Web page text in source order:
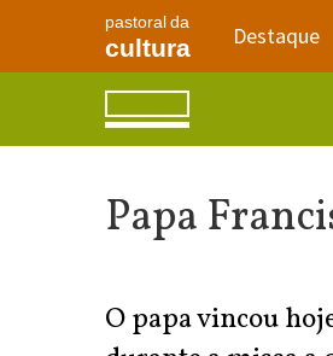
pastoral da
cultura Destaque
Papa
O papa vincou